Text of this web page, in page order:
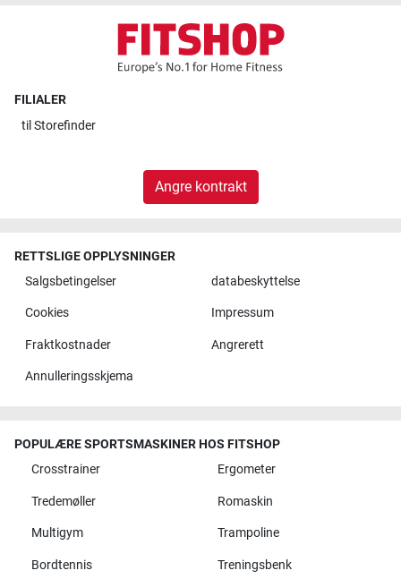
FILIALER
til Storefinder
Angre kontrakt
RETTSLIGE OPPLYSNINGER
Salgsbetingelser
databeskyttelse
Cookies Impressum
Fraktkostnader Angrerett
Annulleringsskjema
POPULÆRE SPORTSMASKINER HOS FITSHOP
Crosstrainer
Ergometer
Tredemøller Romaskin
Multigym Trampoline
Bordtennis Treningsbenk